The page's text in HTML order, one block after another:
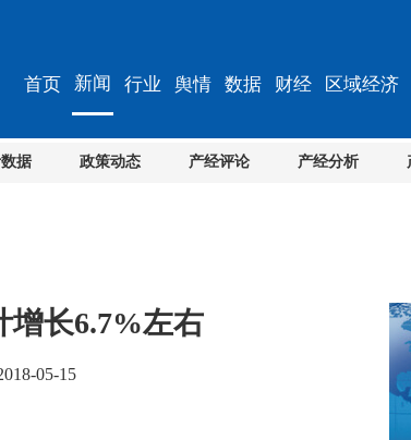
首页 新闻
据 政策动态 产经评论 产经分析
行业 舆情 数据 财经 区域经济
增长6.7%左右
05-15